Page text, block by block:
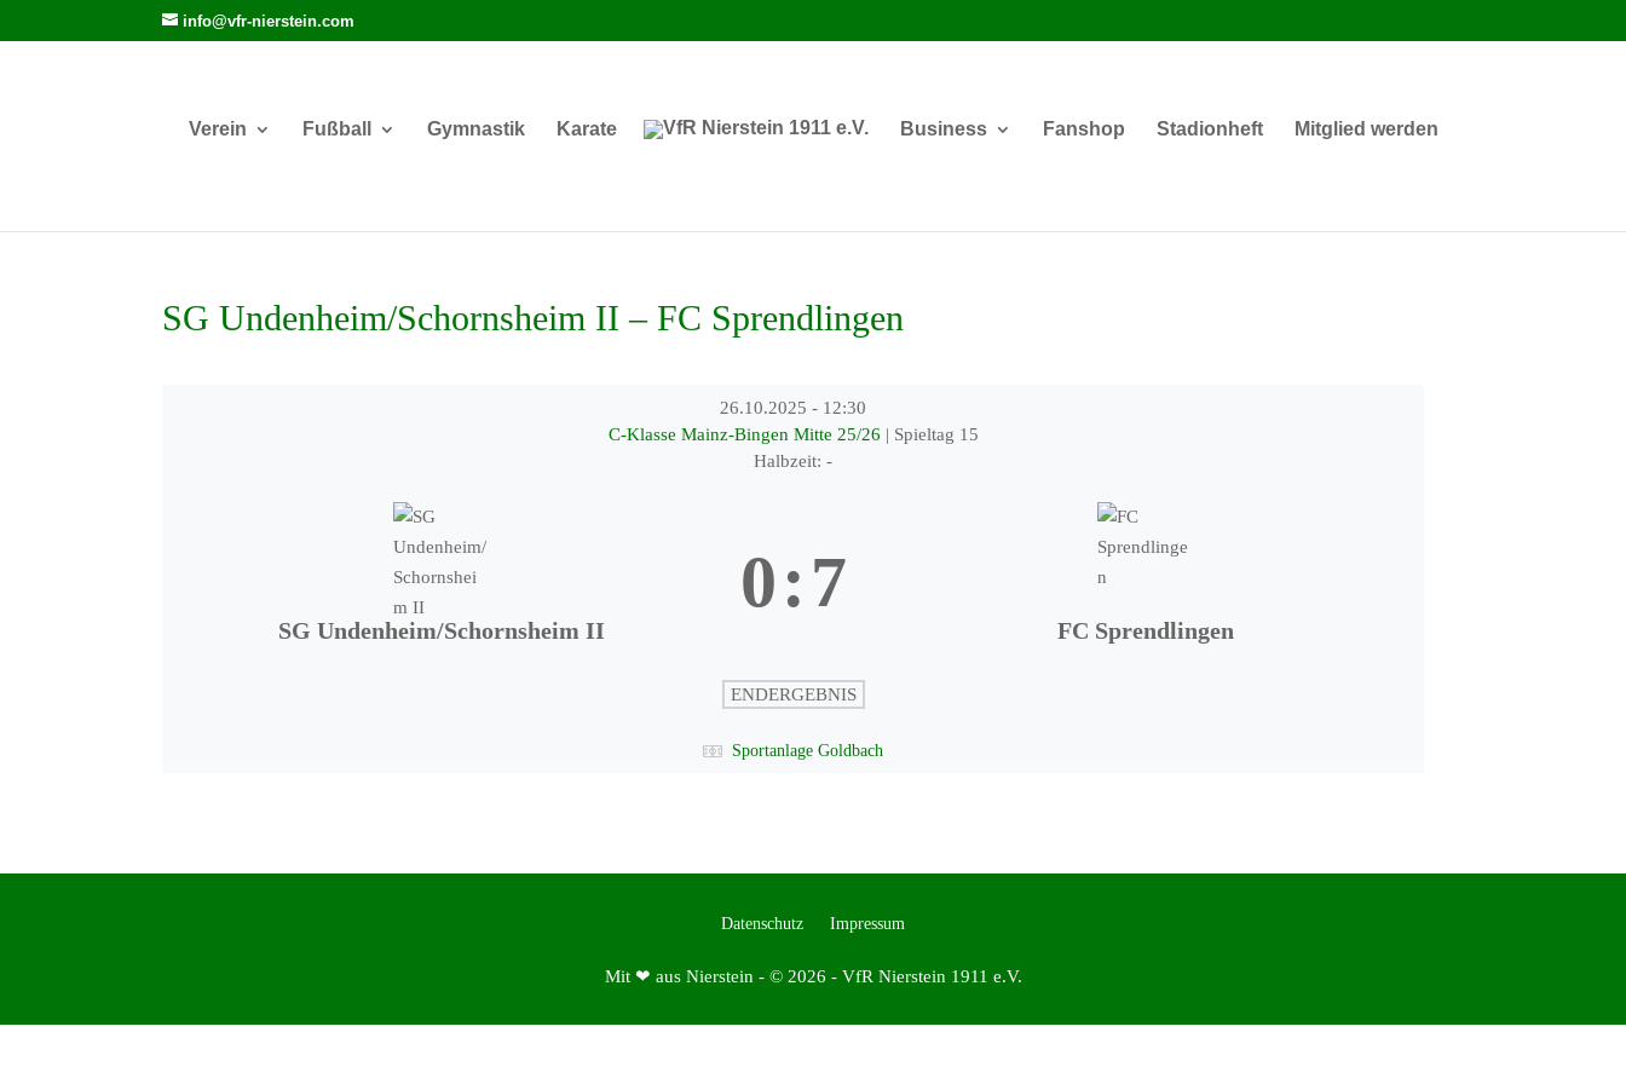
info@vfr-nierstein.com
Verein Fußball Gymnastik Karate Business Fanshop Stadionheft Mitglied werden
SG Undenheim/Schornsheim II – FC Sprendlingen
26.10.2025 - 12:30
C-Klasse Mainz-Bingen Mitte 25/26 | Spieltag 15
Halbzeit: -
SG Undenheim/Schornsheim II
0:7
FC Sprendlingen
ENDERGEBNIS
Sportanlage Goldbach
Datenschutz Impressum
Mit ❤ aus Nierstein - © 2026 - VfR Nierstein 1911 e.V.